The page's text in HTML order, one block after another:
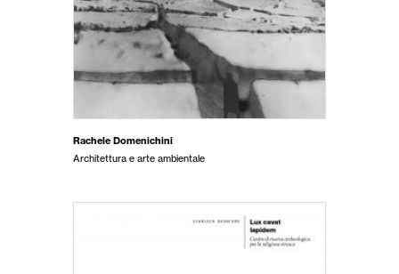
Rachele Domenichini
Architettura e arte ambientale